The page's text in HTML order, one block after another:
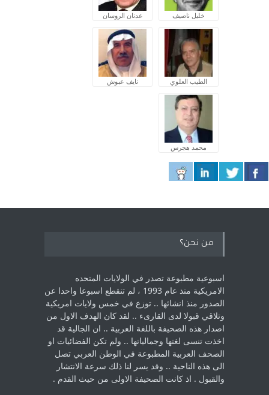
خليل ناصيف عدنان الروسان
الطيب العلوي نايف عبوش
محمد هجرس
من نحن؟
اسبوعية مطبوعة تصدر في الولايات المتحده
الامريكية منذ عام 1993 ، لم ‏تنقطع اسبوعا واحدا عن
الصدور منذ انشائها .. توزع في خمس ولايات امريكية
‏وتلاقي قبولا لدى القارىء ..‏ لقد كان الهدف الاول من
اصدار هذه الصحيفة باللغة العربية .. ان الجالية قد
اخذت ‏تنسى لغتها وجمالياتها .. ولم تكن الفضائيات او
الصحف العربية المطبوعة في الوطن ‏العربي تصل
الى هذه الناحية .. وقد يسر لنا ذلك سرعة الانتشار
والقبول . اذ كانت ‏الصحيفة الاولى من حيث القدم . ‏